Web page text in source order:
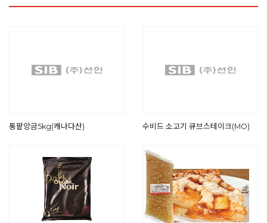
통팥앙금5kg(캐나다산) 수비드 소고기 큐브스테이크(MO)